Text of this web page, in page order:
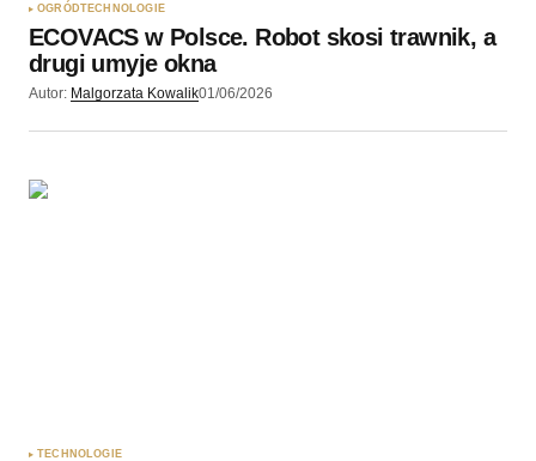
OGRÓDTECHNOLOGIE
ECOVACS w Polsce. Robot skosi trawnik, a
drugi umyje okna
Autor: Malgorzata Kowalik01/06/2026
TECHNOLOGIE